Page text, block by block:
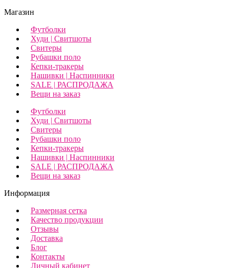
Магазин
Футболки
Худи | Свитшоты
Свитеры
Рубашки поло
Кепки-тракеры
Нашивки | Наспинники
SALE | РАСПРОДАЖА
Вещи на заказ
Футболки
Худи | Свитшоты
Свитеры
Рубашки поло
Кепки-тракеры
Нашивки | Наспинники
SALE | РАСПРОДАЖА
Вещи на заказ
Информация
Размерная сетка
Качество продукции
Отзывы
Доставка
Блог
Контакты
Личный кабинет